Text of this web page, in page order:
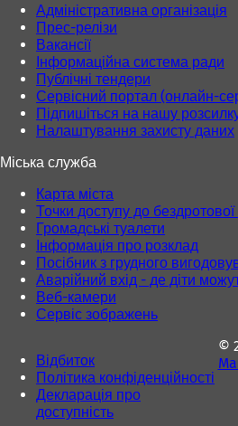
Адміністративна організація
Прес-релізи
Вакансії
Інформаційна система ради
Публічні тендери
Сервісний портал (онлайн-
Підпишіться на нашу
Налаштування захисту даних
Міська служба
Карта міста
Точки доступу до
Громадські туалети
Інформація про розклад
Посібник з грудного
Аварійний вхід - де діти
Веб-камери
Сервіс зображень
Відбиток
Політика конфіденційності
Декларація про
доступність
©